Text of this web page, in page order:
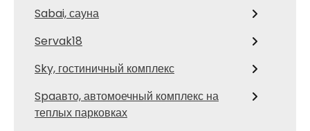
Sabai, сауна
Servak18
Sky, гостиничный комплекс
Spaавто, автомоечный комплекс на
теплых парковках